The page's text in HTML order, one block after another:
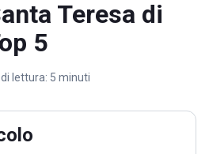
Teresa di
5
lettura: 5 minuti